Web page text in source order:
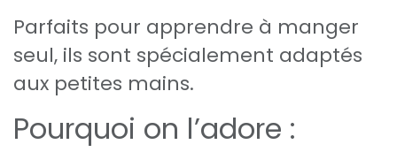
Parfaits pour apprendre à manger
seul, ils sont spécialement adaptés
aux petites mains.
Pourquoi on l’adore :